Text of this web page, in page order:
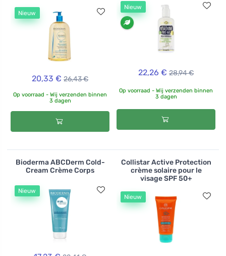
Nieuw
20,33 € 26,43 €
Op voorraad - Wij verzenden binnen
3 dagen
Nieuw
22,26 € 28,94 €
Op voorraad - Wij verzenden binnen
3 dagen
Bioderma ABCDerm Cold-
Cream Crème Corps
Nieuw
Collistar Active Protection
crème solaire pour le
visage SPF 50+
Nieuw